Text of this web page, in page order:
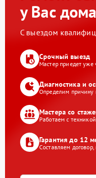
у Вас дома
С выездом
Срочный выезд
Мастер приедет уже
Диагностика и
Определим причину
Мастера со
Работаем с
Гарантия до 12
Составляем